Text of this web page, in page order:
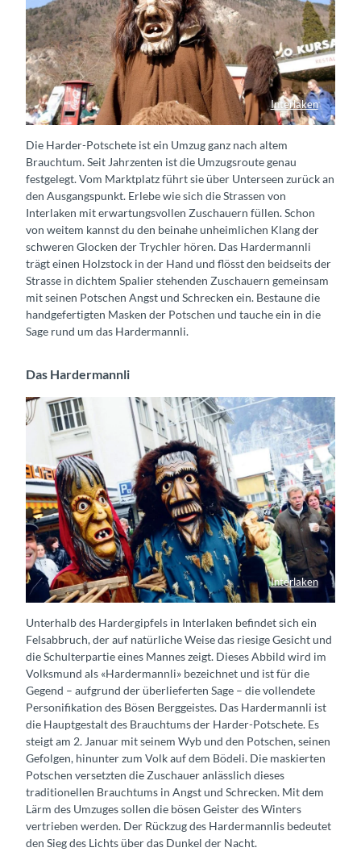
Interlaken
Maskierter an der Harder-Potschete
Die Harder-Potschete ist ein Umzug ganz nach altem
Brauchtum. Seit Jahrzenten ist die Umzugsroute genau
festgelegt. Vom Marktplatz führt sie über Unterseen zurück an
den Ausgangspunkt. Erlebe wie sich die Strassen von
Interlaken mit erwartungsvollen Zuschauern füllen. Schon
von weitem kannst du den beinahe unheimlichen Klang der
schweren Glocken der Trychler hören. Das Hardermannli
trägt einen Holzstock in der Hand und flösst den beidseits der
Strasse in dichtem Spalier stehenden Zuschauern gemeinsam
mit seinen Potschen Angst und Schrecken ein. Bestaune die
handgefertigten Masken der Potschen und tauche ein in die
Sage rund um das Hardermannli.
Das Hardermannli
Interlaken
Hardermannli und sein Wyb
Unterhalb des Hardergipfels in Interlaken befindet sich ein
Felsabbruch, der auf natürliche Weise das riesige Gesicht und
die Schulterpartie eines Mannes zeigt. Dieses Abbild wird im
Volksmund als «Hardermannli» bezeichnet und ist für die
Gegend – aufgrund der überlieferten Sage – die vollendete
Personifikation des Bösen Berggeistes. Das Hardermannli ist
die Hauptgestalt des Brauchtums der Harder-Potschete. Es
steigt am 2. Januar mit seinem Wyb und den Potschen, seinen
Gefolgen, hinunter zum Volk auf dem Bödeli. Die maskierten
Potschen versetzten die Zuschauer anlässlich dieses
traditionellen Brauchtums in Angst und Schrecken. Mit dem
Lärm des Umzuges sollen die bösen Geister des Winters
vertrieben werden. Der Rückzug des Hardermannlis bedeutet
den Sieg des Lichts über das Dunkel der Nacht.